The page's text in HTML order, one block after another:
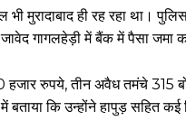
भी मुरादाबाद ही रह रहा
गागलहेड़ी में बैंक में पैसा जमा
रुपये, तीन अवैध तमंचे 315
बताया कि उन्होंने हापुड़ सहित